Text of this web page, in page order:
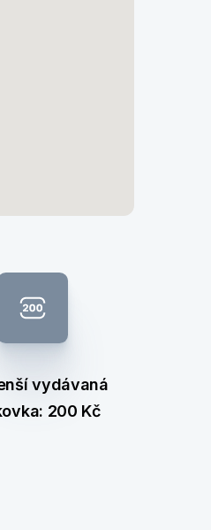
vydávaná
200 Kč